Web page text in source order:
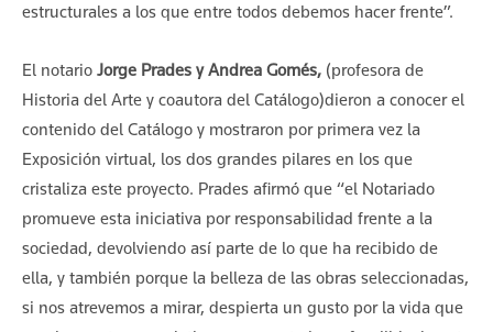
estructurales a los que entre todos debemos hacer frente”.
El notario Jorge Prades y Andrea Gomés, (profesora de
Historia del Arte y coautora del Catálogo)dieron a conocer el
contenido del Catálogo y mostraron por primera vez la
Exposición virtual, los dos grandes pilares en los que
cristaliza este proyecto. Prades afirmó que “el Notariado
promueve esta iniciativa por responsabilidad frente a la
sociedad, devolviendo así parte de lo que ha recibido de
ella, y también porque la belleza de las obras seleccionadas,
si nos atrevemos a mirar, despierta un gusto por la vida que